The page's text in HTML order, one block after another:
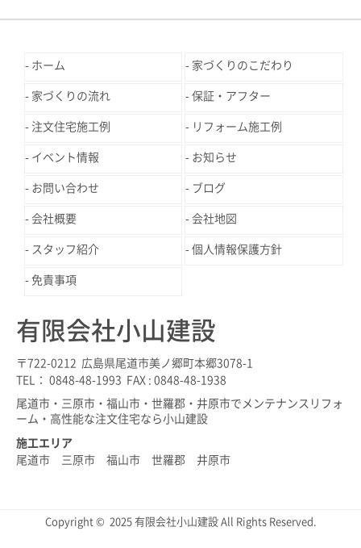
ホーム 家づくりのこだわり
家づくりの流れ 保証・アフター
注文住宅施工例 リフォーム施工例
イベント情報 お知らせ
お問い合わせ ブログ
会社概要 会社地図
スタッフ紹介 個人情報保護方針
免責事項
有限会社小山建設
〒722-0212 広島県尾道市美ノ郷町本郷3078-1
TEL： 0848-48-1993 FAX : 0848-48-1938
尾道市・三原市・福山市・世羅郡・井原市でメンテナンスリフォ
ーム・高性能な注文住宅なら小山建設
施工エリア
尾道市 三原市 福山市 世羅郡 井原市
Copyright © 2025 有限会社小山建設 All Rights Reserved.